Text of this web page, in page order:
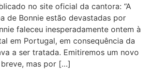
no site oficial da cantora: “A
de Bonnie estão devastadas por
faleceu inesperadamente ontem à
em Portugal, em consequência da
a ser tratada. Emitiremos um novo
mas por […]